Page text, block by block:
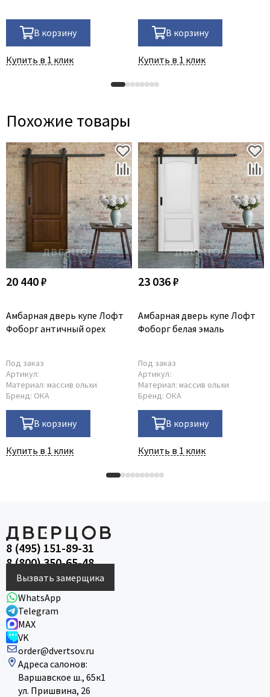
В корзину
Купить в 1 клик
В корзину
Купить в 1 клик
Похожие товары
20 440 ₽
Амбарная дверь купе Лофт
Фоборг античный орех
Под заказ
Артикул:
Материал: массив ольхи
Бренд: ОКА
В корзину
Купить в 1 клик
23 036 ₽
Амбарная дверь купе Лофт
Фоборг белая эмаль
Под заказ
Артикул:
Материал: массив ольхи
Бренд: ОКА
В корзину
Купить в 1 клик
8 (495) 151-89-31
8 (800) 350-65-48
Вызвать замерщика
WhatsApp
Telegram
MAX
VK
order@dvertsov.ru
Адреса салонов:
Варшавское ш., 65к1
ул. Пришвина, 26